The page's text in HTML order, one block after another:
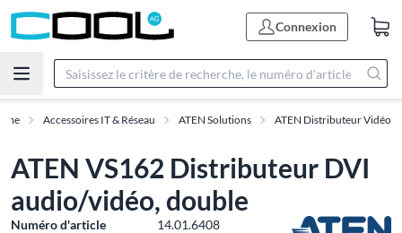
Connexion
Accessoires IT & Réseau ATEN Solutions ATEN Distributeur Vidéo
ATEN VS162 Distributeur DVI
audio/vidéo, double
Numéro d'article
14.01.6408